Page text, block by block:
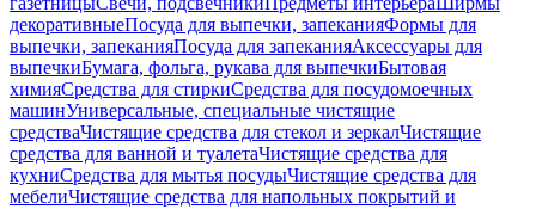
декоративныеПосуда для выпечки, запеканияФормы для
выпечки, запеканияПосуда для запеканияАксессуары для
выпечкиБумага, фольга, рукава для выпечкиБытовая
химияСредства для стиркиСредства для посудомоечных
машинУниверсальные, специальные чистящие
средстваЧистящие средства для стекол и зеркалЧистящие
средства для ванной и туалетаЧистящие средства для
кухниСредства для мытья посудыЧистящие средства для
мебелиЧистящие средства для напольных покрытий и